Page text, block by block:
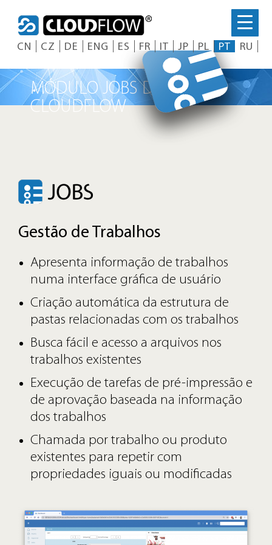
content
CN CZ DE ENG ES FR IT JP PL PT RU
MÓDULO JOBS DO
CLOUDFLOW
Gestão de Trabalhos
Apresenta informação de trabalhos
numa interface gráfica de usuário
Criação automática da estrutura de
pastas relacionadas com os trabalhos
Busca fácil e acesso a arquivos nos
trabalhos existentes
Execução de tarefas de pré-impressão e
de aprovação baseada na informação
dos trabalhos
Chamada por trabalho ou produto
existentes para repetir com
propriedades iguais ou modificadas